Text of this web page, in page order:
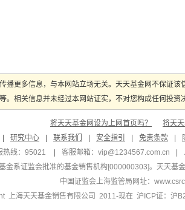
播更多信息，与本网站立场无关。天天基金网不保证
。相关信息并未经过本网站证实，不对您构成任何投
将天天基金网设为上网首页吗？
将天
研究中心 联系我们 安全指引 免责条款
热线：95021
客服邮箱： vip@1234567.com.cn
金系证监会批准的基金销售机构[000000303]。天天基
中国证监会上海监管局网址：
上海天天基金销售有限公司 2011-现在 沪ICP证：沪